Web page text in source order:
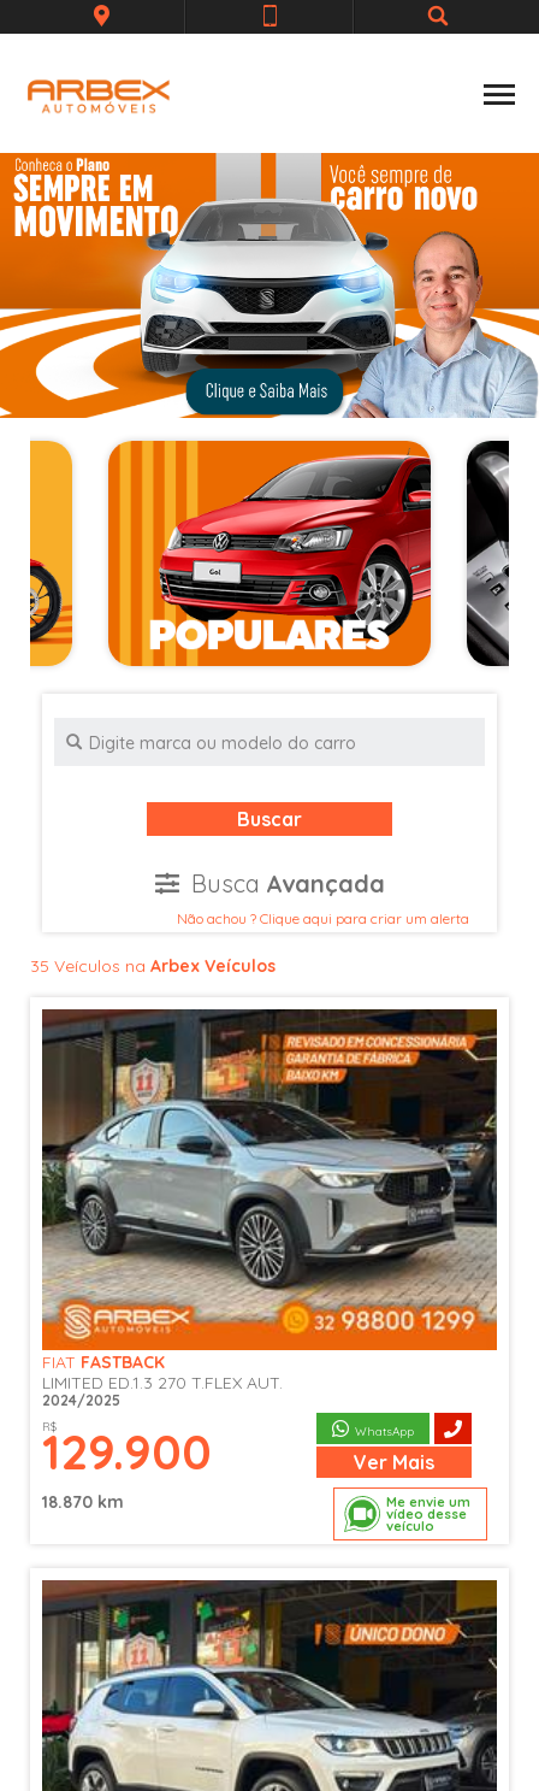
Buscar
Busca Avançada
Não achou ? Clique aqui para criar um alerta
35 Veículos na Arbex Veículos
Me envie um
vídeo desse
veículo
FIAT FASTBACK
LIMITED ED.1.3 270 T.FLEX AUT.
2024/2025
R$
129.900 WhatsApp
Ver Mais
18.870 km